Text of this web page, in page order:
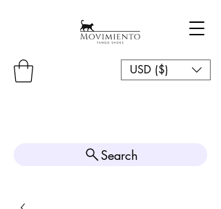
USD ($)
Search